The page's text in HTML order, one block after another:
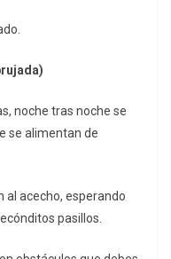
noche tras noche se
se alimentan de
al acecho, esperando
pasillos.